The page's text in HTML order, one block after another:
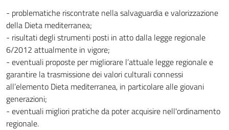
- problematiche riscontrate nella salvaguardia e valorizzazione
della Dieta mediterranea;
- risultati degli strumenti posti in atto dalla legge regionale
6/2012 attualmente in vigore;
- eventuali proposte per migliorare l’attuale legge regionale e
garantire la trasmissione dei valori culturali connessi
all’elemento Dieta mediterranea, in particolare alle giovani
generazioni;
- eventuali migliori pratiche da poter acquisire nell'ordinamento
regionale.